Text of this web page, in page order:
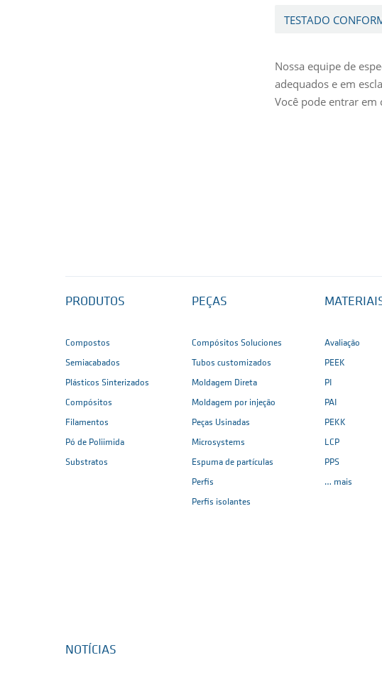
TESTADO
Nossa equipe de
adequados e em
Você pode entrar
PRODUTOS
Compostos
Semiacabados
Plásticos Sinterizados
Compósitos
Filamentos
Pó de Poliimida
Substratos
PEÇAS
Compósitos Soluciones
Tubos customizados
Moldagem Direta
Moldagem por injeção
Peças Usinadas
Microsystems
Espuma de partículas
Perfis
Perfis isolantes
Avaliação
PEEK
PI
PAI
PEKK
LCP
PPS
… mais
NOTÍCIAS